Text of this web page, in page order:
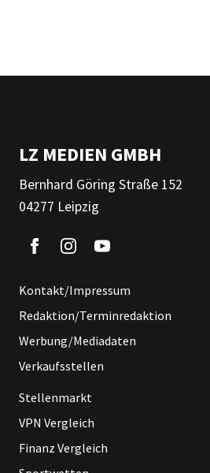
LZ MEDIEN GMBH
Bernhard Göring Straße 152
04277 Leipzig
Kontakt/Impressum
Redaktion/Terminredaktion
Werbung/Mediadaten
Verkaufsstellen
Stellenmarkt
VPN Vergleich
Finanz Vergleich